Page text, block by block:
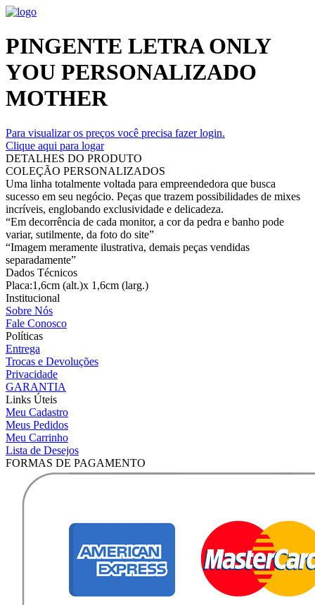
PINGENTE LETRA ONLY
YOU PERSONALIZADO
MOTHER
Para visualizar os preços você precisa fazer login.
Clique aqui para logar
DETALHES DO PRODUTO
COLEÇÃO PERSONALIZADOS
Uma linha totalmente voltada para empreendedora que busca
sucesso em seu negócio. Peças que trazem possibilidades de mixes
incríveis, englobando exclusividade e delicadeza.
“Em decorrência de cada monitor, a cor da pedra e banho pode
variar, sutilmente, da foto do site”
“Imagem meramente ilustrativa, demais peças vendidas
separadamente”
Dados Técnicos
Placa:1,6cm (alt.)x 1,6cm (larg.)
Institucional
Sobre Nós
Fale Conosco
Políticas
Entrega
Trocas e Devoluções
Privacidade
GARANTIA
Links Úteis
Meu Cadastro
Meus Pedidos
Meu Carrinho
Lista de Desejos
FORMAS DE PAGAMENTO